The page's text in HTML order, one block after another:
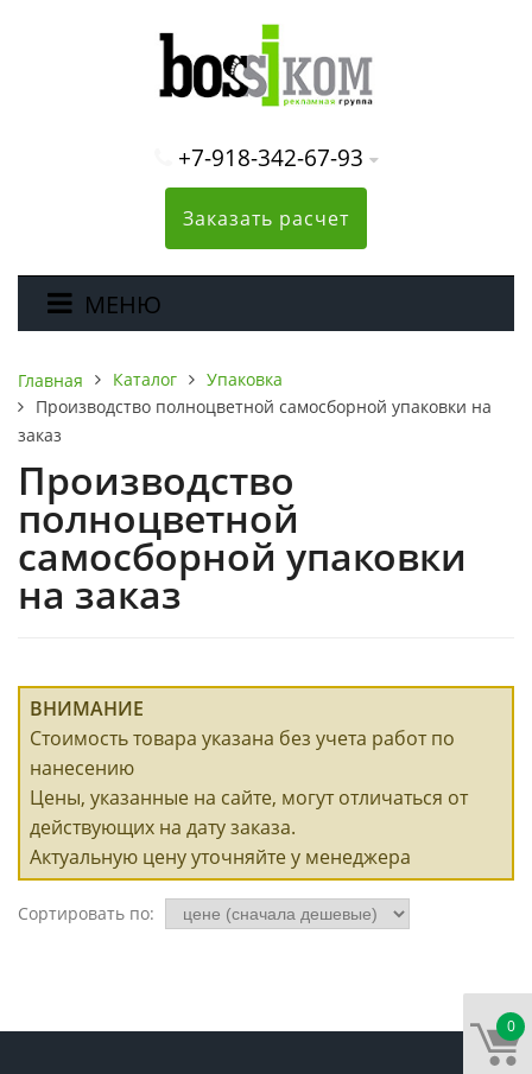
+7-918-342-67-93
Заказать расчет
МЕНЮ
Главная Каталог
Упаковка
Производство полноцветной самосборной упаковки на
заказ
Производство
полноцветной
самосборной упаковки
на заказ
ВНИМАНИЕ
Стоимость товара указана без учета работ по
нанесению
Цены, указанные на сайте, могут отличаться от
действующих на дату заказа.
Актуальную цену уточняйте у менеджера
0
Сортировать по: